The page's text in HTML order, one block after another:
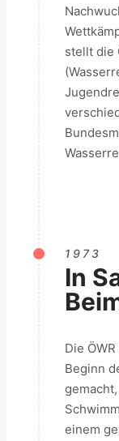
stellt die
1973
In
Die
Beginn
einem